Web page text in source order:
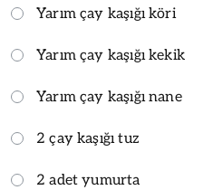
Yarım çay kaşığı köri
Yarım çay kaşığı kekik
Yarım çay kaşığı nane
2 çay kaşığı tuz
2 adet yumurta